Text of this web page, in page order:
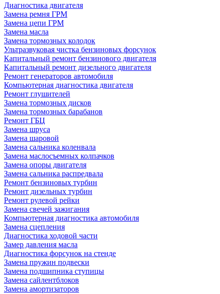
Диагностика двигателя
Замена ремня ГРМ
Замена цепи ГРМ
Замена масла
Замена тормозных колодок
Ультразвуковая чистка бензиновых форсунок
Капитальный ремонт бензинового двигателя
Капитальный ремонт дизельного двигателя
Ремонт генераторов автомобиля
Компьютерная диагностика двигателя
Ремонт глушителей
Замена тормозных дисков
Замена тормозных барабанов
Ремонт ГБЦ
Замена шруса
Замена шаровой
Замена сальника коленвала
Замена маслосъемных колпачков
Замена опоры двигателя
Замена сальника распредвала
Ремонт бензиновых турбин
Ремонт дизельных турбин
Ремонт рулевой рейки
Замена свечей зажигания
Компьютерная диагностика автомобиля
Замена сцепления
Диагностика ходовой части
Замер давления масла
Диагностика форсунок на стенде
Замена пружин подвески
Замена подшипника ступицы
Замена сайлентблоков
Замена амортизаторов